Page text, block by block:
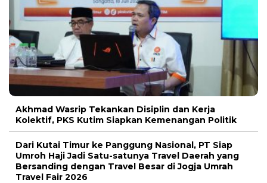
Akhmad Wasrip Tekankan Disiplin dan Kerja
Kolektif, PKS Kutim Siapkan Kemenangan Politik
Dari Kutai Timur ke Panggung Nasional, PT Siap
Umroh Haji Jadi Satu-satunya Travel Daerah yang
Bersanding dengan Travel Besar di Jogja Umrah
Travel Fair 2026